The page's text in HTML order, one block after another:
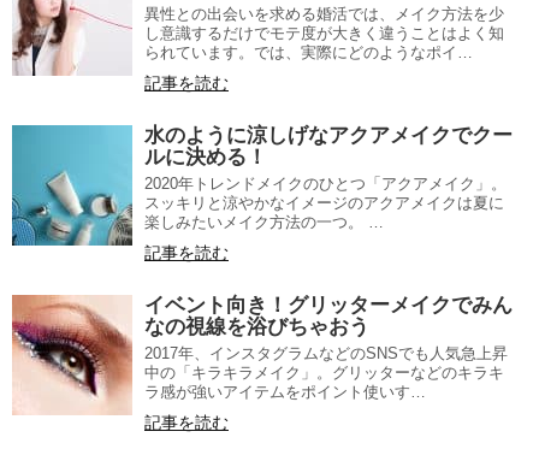
異性との出会いを求める婚活では、メイク方法を少
し意識するだけでモテ度が大きく違うことはよく知
られています。では、実際にどのようなポイ…
記事を読む
水のように涼しげなアクアメイクでクー
ルに決める！
2020年トレンドメイクのひとつ「アクアメイク」。
スッキリと涼やかなイメージのアクアメイクは夏に
楽しみたいメイク方法の一つ。 …
記事を読む
イベント向き！グリッターメイクでみん
なの視線を浴びちゃおう
2017年、インスタグラムなどのSNSでも人気急上昇
中の「キラキラメイク」。グリッターなどのキラキ
ラ感が強いアイテムをポイント使いす…
記事を読む